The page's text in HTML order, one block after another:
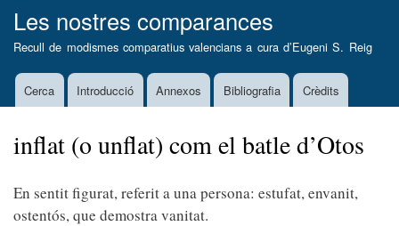
al
contingut
Les nostres comparances
Recull de modismes comparatius valencians a cura d’Eugeni S. Reig
MainCerca Introducció Annexos Bibliografia Crèdits
inflat (o unflat) com el batle d’Otos
En sentit figurat, referit a una persona: estufat, envanit,
ostentós, que demostra vanitat.